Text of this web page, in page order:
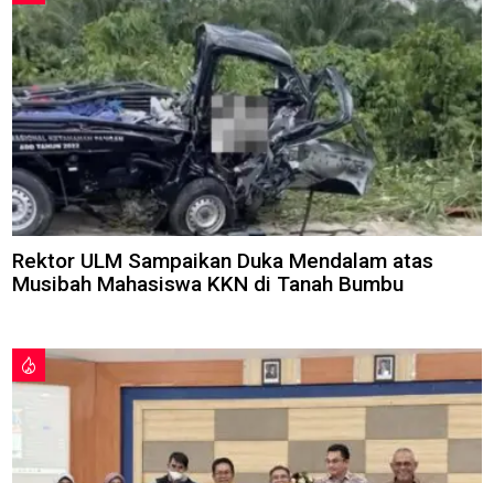
Rektor ULM Sampaikan Duka Mendalam atas
Musibah Mahasiswa KKN di Tanah Bumbu